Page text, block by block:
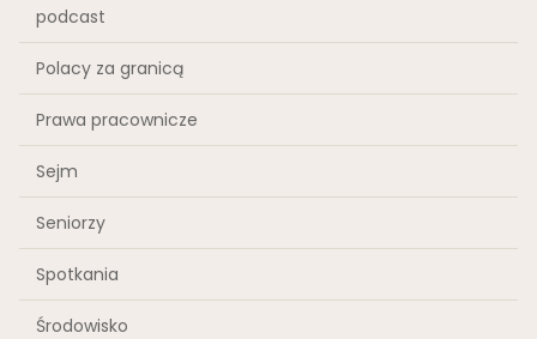
podcast
Polacy za granicą
Prawa pracownicze
Sejm
Seniorzy
Spotkania
Środowisko